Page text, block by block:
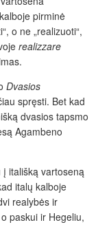
pirminė
o ne „realizuoti“,
realizzare
Dvasios
spręsti. Bet kad
dvasios tapsmo
Agambeno
itališką vartoseną
italų kalboje
realybės ir
paskui ir Hegeliu,